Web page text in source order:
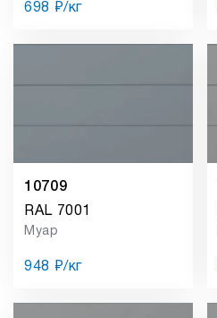
698 ₽/кг
10709
RAL 7001
Муар
948 ₽/кг